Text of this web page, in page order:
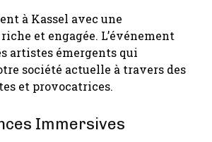
à Kassel avec une
et engagée. L’événement
artistes émergents qui
société actuelle à travers des
et provocatrices.
Immersives